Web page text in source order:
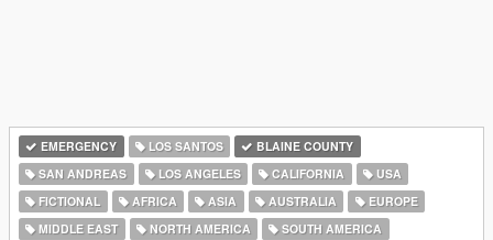
EMERGENCY LOS SANTOS
BLAINE COUNTY
SAN ANDREAS
LOS ANGELES CALIFORNIA
USA
FICTIONAL
AFRICA ASIA AUSTRALIA
EUROPE
MIDDLE EAST
NORTH AMERICA SOUTH AMERICA